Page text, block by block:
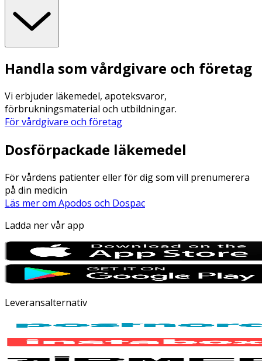
Handla som vårdgivare och företag
Vi erbjuder läkemedel, apoteksvaror,
förbrukningsmaterial och utbildningar.
För vårdgivare och företag
Dosförpackade läkemedel
För vårdens patienter eller för dig som vill prenumerera
på din medicin
Läs mer om Apodos och Dospac
Ladda ner vår app
Leveransalternativ